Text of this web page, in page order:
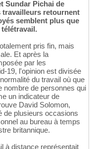
Sundar Pichai de
travailleurs retournent
semblent plus que
pris fin, mais
Et après la
par les
19, l'opinion est divisée
du travail où que
nombre de personnes qui
un indicateur de
David Solomon,
de plusieurs occasions
au bureau à temps
britannique.
à distance représentait